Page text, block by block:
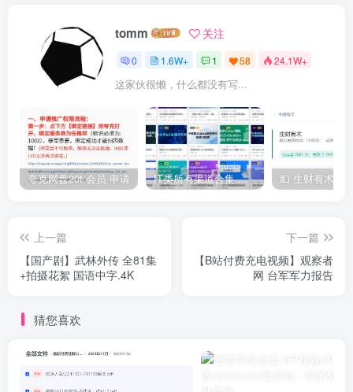
tomm 关注
0 1.6W+ 1 58 24.1W+
这家伙很懒，什么都没有写...
夸克网盘20t 会员 申请 IT类所有渠道合集 持续日更，目前近四千多条资源 年费用户微信私信获取权限
上一篇
【国产剧】武林外传 全81集
+拍摄花絮 国语中字.4K
下一篇
【B站付费充电视频】观察者
网 台军军力报告
猜您喜欢